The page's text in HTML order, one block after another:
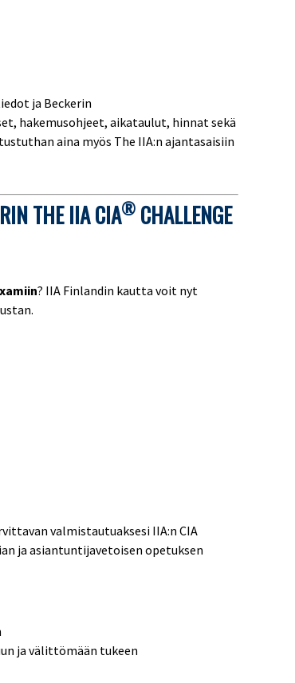
ja Beckerin
hakemusohjeet, aikataulut, hinnat sekä
aina myös The IIA:n ajantasaisiin
THE IIA CIA® CHALLENGE
? IIA Finlandin kautta voit nyt
valmistautuaksesi IIA:n CIA
ja asiantuntijavetoisen opetuksen
ja välittömään tukeen